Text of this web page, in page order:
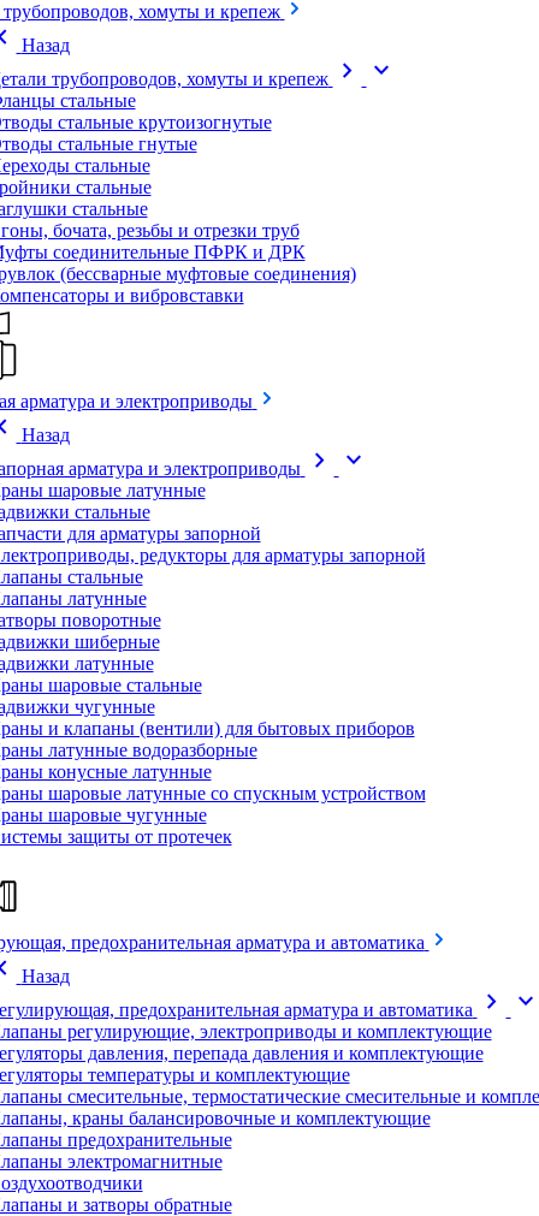
трубопроводов, хомуты и крепеж
Назад
трубопроводов, хомуты и крепеж
chevron_right expand_more
стальные
стальные крутоизогнутые
стальные гнутые
стальные
стальные
стальные
бочата, резьбы и отрезки труб
соединительные ПФРК и ДРК
(бессварные муфтовые соединения)
и вибровставки
арматура и электроприводы
Назад
арматура и электроприводы
chevron_right expand_more
шаровые латунные
стальные
для арматуры запорной
редукторы для арматуры запорной
стальные
латунные
поворотные
шиберные
латунные
шаровые стальные
чугунные
и клапаны (вентили) для бытовых приборов
латунные водоразборные
конусные латунные
шаровые латунные со спускным устройством
шаровые чугунные
защиты от протечек
предохранительная арматура и автоматика
Назад
предохранительная арматура и автоматика
chevron_right expand_more
регулирующие, электроприводы и комплектующие
давления, перепада давления и комплектующие
температуры и комплектующие
смесительные, термостатические смесительные и
краны балансировочные и комплектующие
предохранительные
электромагнитные
и затворы обратные